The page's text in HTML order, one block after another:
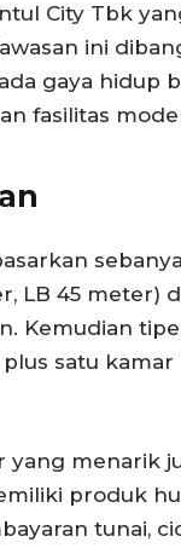
City Tbk
ini
gaya hidup
fasilitas
LB 45 meter)
Kemudian tipe
satu
yang menarik
produk
tunai,